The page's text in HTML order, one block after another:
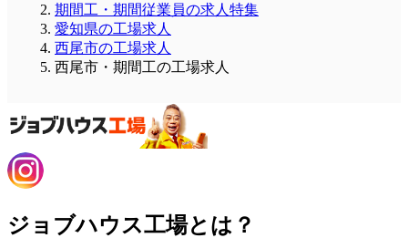
期間工・期間従業員の求人特集
愛知県の工場求人
西尾市の工場求人
西尾市・期間工の工場求人
ジョブハウス工場とは？